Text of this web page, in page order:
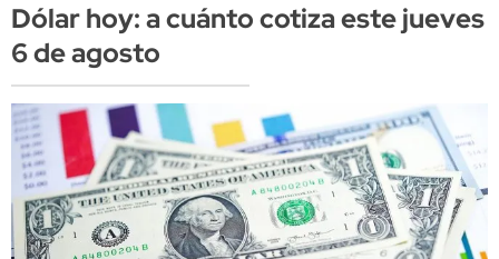
Dólar hoy: a cuánto cotiza este jueves
6 de agosto